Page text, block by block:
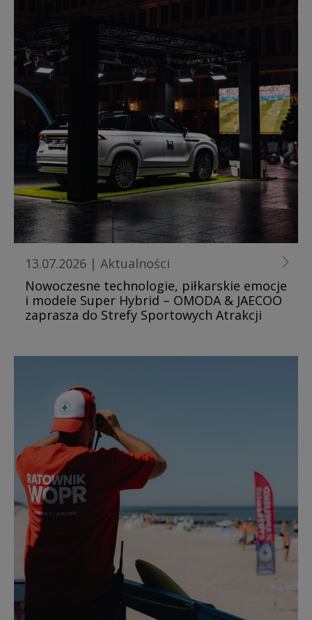
13.07.2026 | Aktualności
Nowoczesne technologie, piłkarskie emocje
i modele Super Hybrid – OMODA & JAECOO
zaprasza do Strefy Sportowych Atrakcji